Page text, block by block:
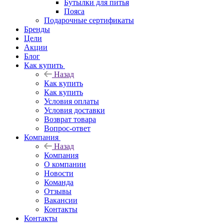
Бутылки для питья
Пояса
Подарочные сертификаты
Бренды
Цели
Акции
Блог
Как купить
Назад
Как купить
Как купить
Условия оплаты
Условия доставки
Возврат товара
Вопрос-ответ
Компания
Назад
Компания
О компании
Новости
Команда
Отзывы
Вакансии
Контакты
Контакты